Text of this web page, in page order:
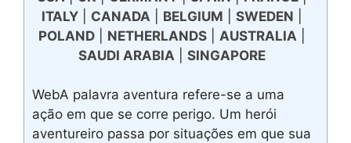
ITALY| CANADA BELGIUM SWEDEN
POLAND| NETHERLANDS| AUSTRALIA
SAUDI ARABIA
SINGAPORE
WebA palavra aventura refere-se a uma
ação em que se corre perigo. Um herói
aventureiro passa por situações em que sua